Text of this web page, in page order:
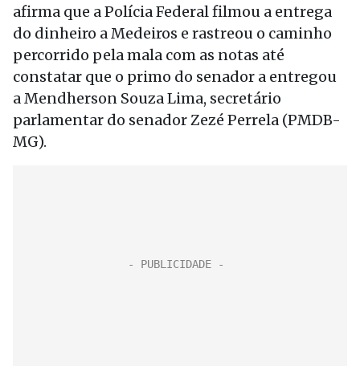
afirma que a Polícia Federal filmou a entrega
do dinheiro a Medeiros e rastreou o caminho
percorrido pela mala com as notas até
constatar que o primo do senador a entregou
a Mendherson Souza Lima, secretário
parlamentar do senador Zezé Perrela (PMDB-
MG).